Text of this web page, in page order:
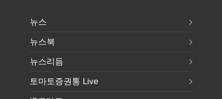
뉴스
뉴스북
뉴스리듬
토마토증권통 Live